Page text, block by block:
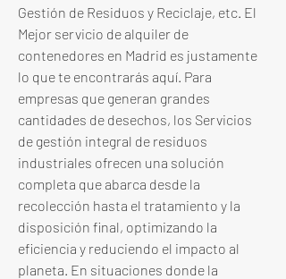
Gestión de Residuos y Reciclaje, etc. El
Mejor servicio de alquiler de
contenedores en Madrid es justamente
lo que te encontrarás aquí. Para
empresas que generan grandes
cantidades de desechos, los Servicios
de gestión integral de residuos
industriales ofrecen una solución
completa que abarca desde la
recolección hasta el tratamiento y la
disposición final, optimizando la
eficiencia y reduciendo el impacto al
planeta. En situaciones donde la